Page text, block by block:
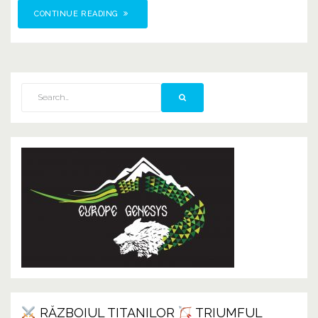
CONTINUE READING
RĂZBOIUL TITANILOR
TRIUMFUL